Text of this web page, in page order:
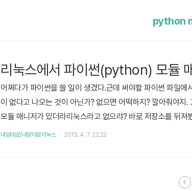
python
리눅스에서 파이썬(python) 모듈
어쩌다가 파이썬을 쓸 일이 생겼다.근데 써야할 파이썬 파일
이 없다고 나오는 것이 아닌가? 없으면 어떡하지? 깔아줘야
모듈 매니저가 있더라리눅스라고 없으랴? 바로 저장소를 뒤
yum install python-pip 우분투 기반 sudo apt-get install
내맘대로/내맘대로리눅스 2015. 4. 7. 22:22